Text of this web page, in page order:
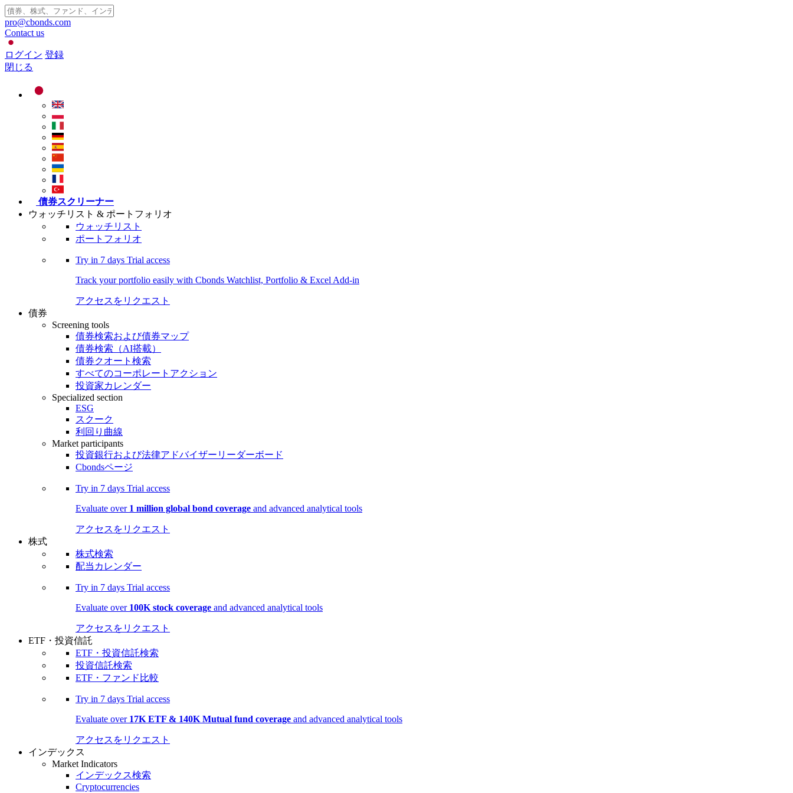
pro@cbonds.com
Contact us
ログイン 登録
閉じる
債券スクリーナー
ウォッチリスト & ポートフォリオ
ウォッチリスト
ポートフォリオ
Try in 7 days Trial access
Track your portfolio easily with Cbonds Watchlist, Portfolio & Excel Add-in
アクセスをリクエスト
債券
Screening tools
債券検索および債券マップ
債券検索（AI搭載）
債券クオート検索
すべてのコーポレートアクション
投資家カレンダー
Specialized section
ESG
スクーク
利回り曲線
Market participants
投資銀行および法律アドバイザーリーダーボード
Cbondsページ
Try in 7 days Trial access
Evaluate over 1 million global bond coverage and advanced analytical tools
アクセスをリクエスト
株式
株式検索
配当カレンダー
Try in 7 days Trial access
Evaluate over 100K stock coverage and advanced analytical tools
アクセスをリクエスト
ETF・投資信託
ETF・投資信託検索
投資信託検索
ETF・ファンド比較
Try in 7 days Trial access
Evaluate over 17K ETF & 140K Mutual fund coverage and advanced analytical tools
アクセスをリクエスト
インデックス
Market Indicators
インデックス検索
Cryptocurrencies